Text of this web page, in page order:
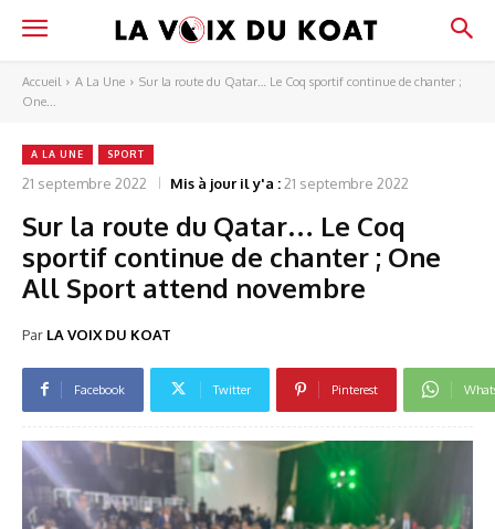
Accueil A La Une
Sur la route du Qatar… Le Coq sportif continue de chanter ;
One...
A LA UNE SPORT
21 septembre 2022 Mis à jour il y'a :21 septembre 2022
Sur la route du Qatar… Le Coq
sportif continue de chanter ; One
All Sport attend novembre
Par LA VOIX DU KOAT
Facebook Twitter Pinterest